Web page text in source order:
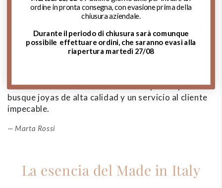
Quedé extremadamente satisfecho con mi compra.
La calidad de las joyas es impecable y el servicio al
cliente fue excepcional. Me ayudaron, fueron
encarecidamente esta tienda a cualquiera que
busque joyas de alta calidad y un servicio al cliente
impecable.
Marta Rossi
y
La esencia del Made in Italy
ordine in pronta consegna, con evasione prima della
chiusura aziendale.
Durante il periodo di chiusura sarà comunque
possibile effettuare ordini, che saranno evasi alla
riapertura martedì 27/08